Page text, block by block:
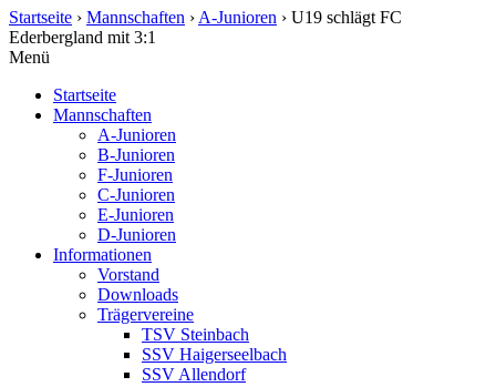
Startseite › Mannschaften ›A-Junioren › U19 schlägt FC
Ederbergland mit 3:1
Menü
Startseite
Mannschaften
A-Junioren
B-Junioren
F-Junioren
C-Junioren
E-Junioren
D-Junioren
Informationen
Vorstand
Downloads
Trägervereine
TSV Steinbach
SSV Haigerseelbach
SSV Allendorf